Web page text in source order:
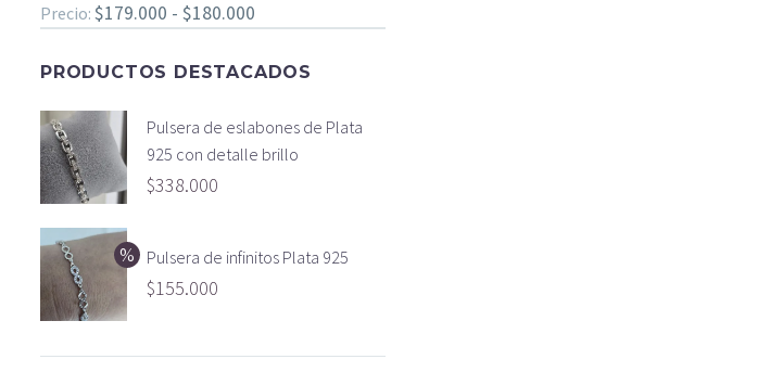
Precio: $179.000 - $180.000
PRODUCTOS DESTACADOS
Pulsera de eslabones de Plata
925 con detalle brillo
$338.000
Pulsera de infinitos Plata 925
$155.000